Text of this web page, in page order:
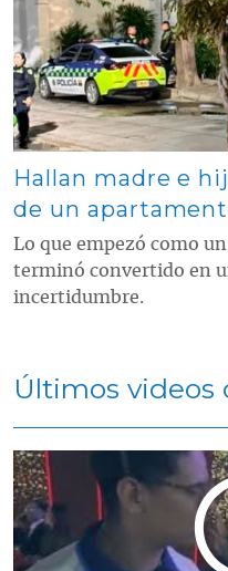
Hallan madre e
de un
Lo que empezó como
terminó convertido en
incertidumbre.
Últimos videos